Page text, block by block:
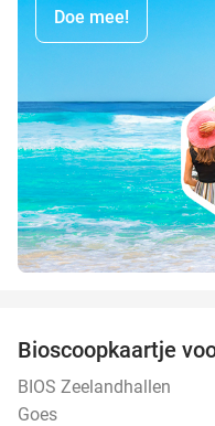
Doe mee!
Bioscoopkaartje
BIOS Zeelandhallen
Goes